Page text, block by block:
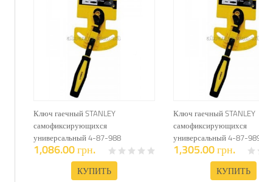
Ключ гаечный STANLEY
самофиксирующихся
универсальный 4-87-988
1,086.00 грн.
КУПИТЬ
Ключ гаечный STANLEY
самофиксирующихся
универсальный 4-87-
1,305.00 грн.
КУПИТЬ